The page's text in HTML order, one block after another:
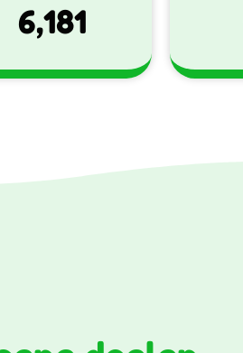
6,181